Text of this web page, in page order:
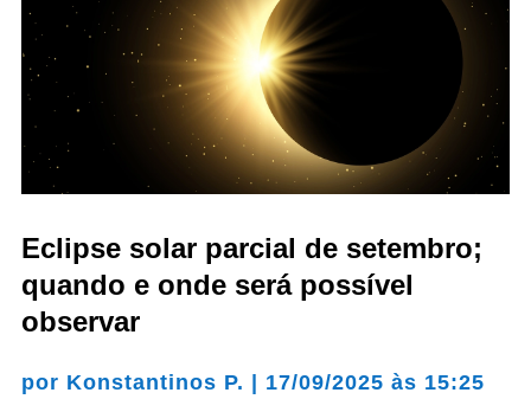
Eclipse solar parcial de setembro;
quando e onde será possível
observar
por Konstantinos P. 17/09/2025 às 15:25